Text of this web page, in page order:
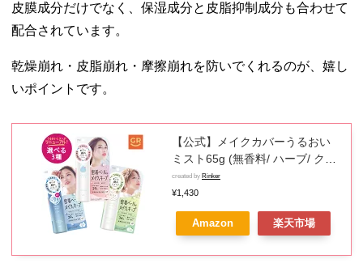
皮膜成分だけでなく、保湿成分と皮脂抑制成分も合わせて
配合されています。
乾燥崩れ・皮脂崩れ・摩擦崩れを防いでくれるのが、嬉し
いポイントです。
【公式】メイクカバーうるおい
ミスト65g (無香料/ ハーブ/ クー
ル) メイクキープ フィックスミス
ト 化粧 仕上げ ミスト メイク ミ
スト メイク崩れ防止 化粧崩れ防
止 メイク移り防止 軽いつけ心地
created by Rinker
¥1,430
Amazon 楽天市場